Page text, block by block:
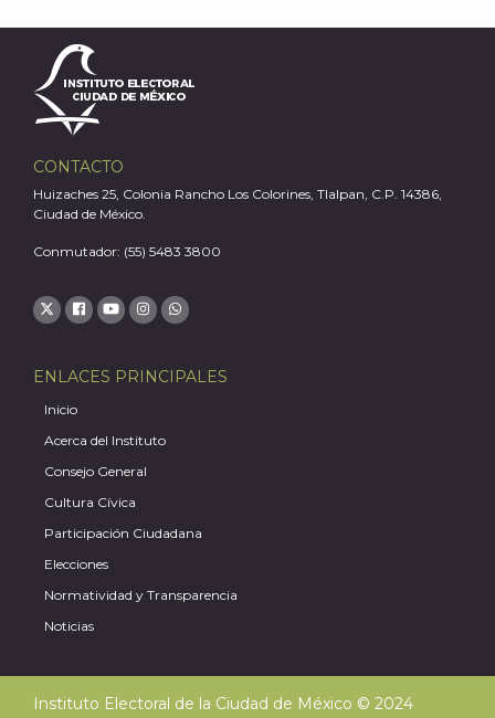
CONTACTO
Huizaches 25, Colonia Rancho Los Colorines, Tlalpan, C.P. 14386,
Ciudad de México.
Conmutador: (55) 5483 3800
ENLACES PRINCIPALES
Inicio
Acerca del Instituto
Consejo General
Cultura Cívica
Participación Ciudadana
Elecciones
Normatividad y Transparencia
Noticias
Instituto Electoral de la Ciudad de México © 2024